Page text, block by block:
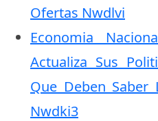
Ofertas Nwdlvi
Economia
Actualiza Sus
Que Deben Saber
Nwdki3